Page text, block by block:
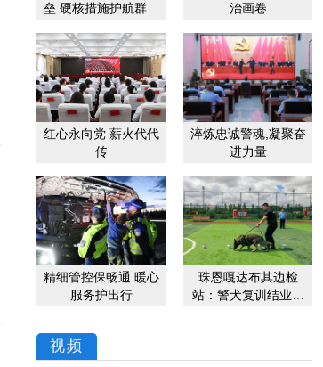
垒 硬核措施护航群众
治画卷
红心永向党 薪火代代
传
淬炼忠诚警魂,凝聚奋
进力量
精细管控保畅通 暖心
服务护出行
珠恩嘎达布其边检
站：警犬复训结业考
视频